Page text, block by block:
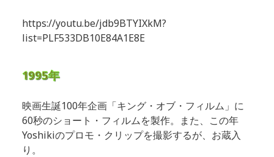
https://youtu.be/jdb9BTYIXkM?
list=PLF533DB10E84A1E8E
1995年
映画生誕100年企画「キング・オブ・フィルム」に
60秒のショート・フィルムを製作。また、この年
Yoshikiのプロモ・クリップを撮影するが、お蔵入
り。